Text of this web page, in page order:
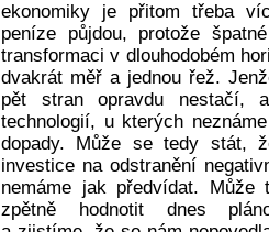
ekonomiky je přitom třeba
peníze půjdou, protože
transformaci v dlouhodobém
dvakrát měř a jednou řež.
pět stran opravdu nestačí,
technologií, u kterých
dopady. Může se tedy stát,
investice na odstranění
nemáme jak předvídat.
zpětně hodnotit dnes